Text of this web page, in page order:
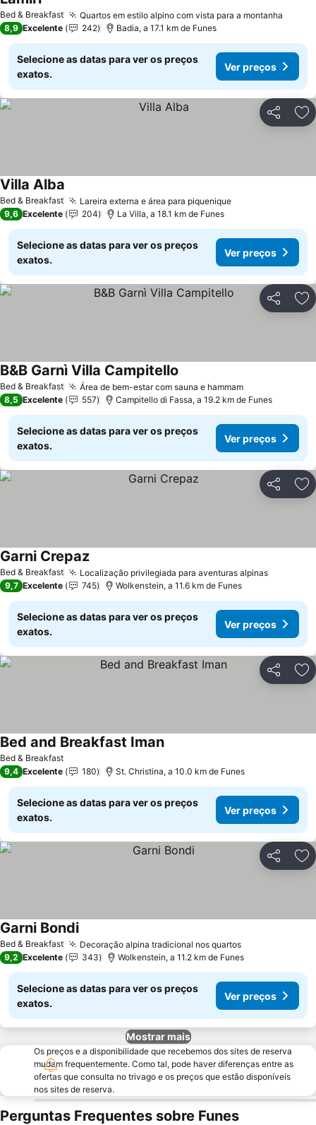
Bed & Breakfast Quartos em estilo alpino com vista para a montanha
Ver preços
8,9 Excelente 242 Badia, a 17.1 km de Funes
Selecione as datas para ver os preços
exatos.
Ver preços
Partilhar
Bed & Breakfast Lareira externa e área para piqueniqueVer preços
Villa Alba
9,6 Excelente 204 La Villa, a 18.1 km de Funes
Selecione as datas para ver os preços
exatos.
Ver preços
Partilhar
Bed & Breakfast Área de bem-estar com sauna e hammamVer preços
B&B Garnì Villa Campitello
8,5 Excelente 557 Campitello di Fassa, a 19.2 km de Funes
Selecione as datas para ver os preços
exatos.
Ver preços
Partilhar
Bed & Breakfast Localização privilegiada para aventuras alpinasVer
Garni CrepazVer preços
9,7 Excelente 745 Wolkenstein, a 11.6 km de Funes
Selecione as datas para ver os preços
exatos.
Ver preços
Partilhar
Bed & Breakfast
Bed and Breakfast ImanVer preços
9,4 Excelente 180 St. Christina, a 10.0 km de Funes
Selecione as datas para ver os preços
exatos.
Ver preços
Partilhar
Bed & Breakfast Decoração alpina tradicional nos quartosVer preços
Garni BondiVer preços
9,2 Excelente 343 Wolkenstein, a 11.2 km de Funes
Selecione as datas para ver os preços
exatos.
Ver preços
Mostrar mais
Os preços e a disponibilidade que recebemos dos sites de reserva
mudam frequentemente. Como tal, pode haver diferenças entre as
ofertas que consulta no trivago e os preços que estão disponíveis
nos sites de reserva.
Perguntas Frequentes sobre Funes